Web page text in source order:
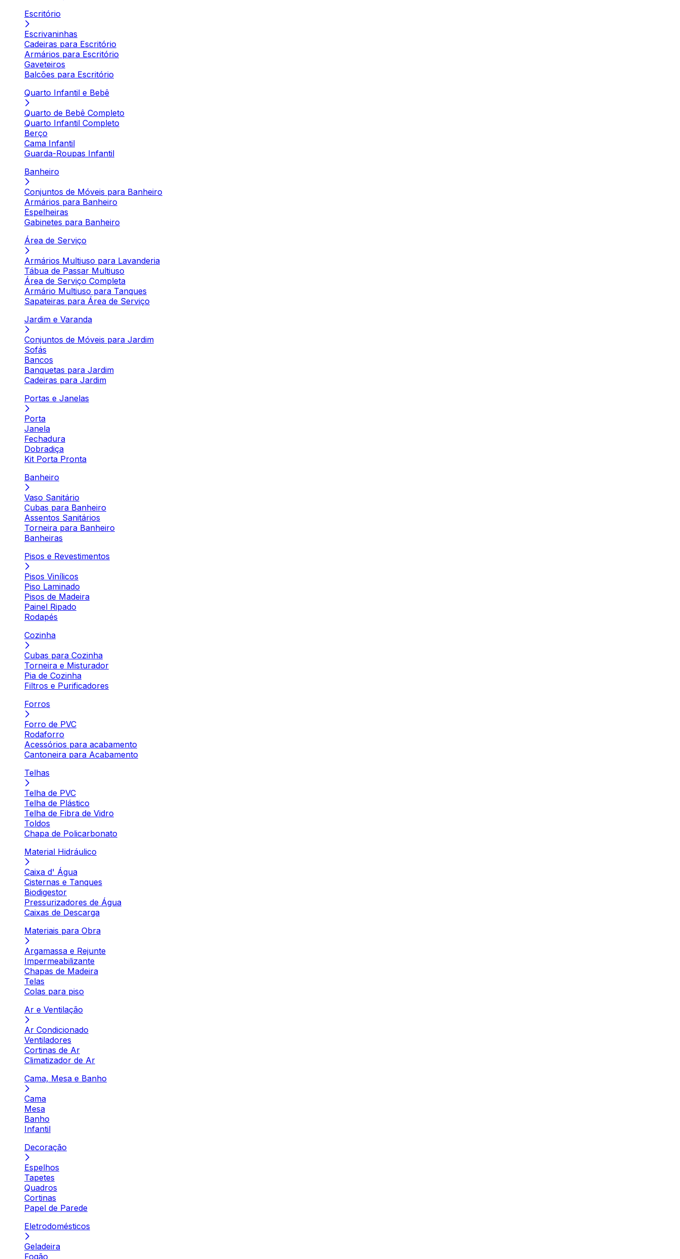
Escritório
Escrivaninhas
Cadeiras para Escritório
Armários para Escritório
Gaveteiros
Balcões para Escritório
Quarto Infantil e Bebê
Quarto de Bebê Completo
Quarto Infantil Completo
Berço
Cama Infantil
Guarda-Roupas Infantil
Banheiro
Conjuntos de Móveis para Banheiro
Armários para Banheiro
Espelheiras
Gabinetes para Banheiro
Área de Serviço
Armários Multiuso para Lavanderia
Tábua de Passar Multiuso
Área de Serviço Completa
Armário Multiuso para Tanques
Sapateiras para Área de Serviço
Jardim e Varanda
Conjuntos de Móveis para Jardim
Sofás
Bancos
Banquetas para Jardim
Cadeiras para Jardim
Portas e Janelas
Porta
Janela
Fechadura
Dobradiça
Kit Porta Pronta
Banheiro
Vaso Sanitário
Cubas para Banheiro
Assentos Sanitários
Torneira para Banheiro
Banheiras
Pisos e Revestimentos
Pisos Vinílicos
Piso Laminado
Pisos de Madeira
Painel Ripado
Rodapés
Cozinha
Cubas para Cozinha
Torneira e Misturador
Pia de Cozinha
Filtros e Purificadores
Forros
Forro de PVC
Rodaforro
Acessórios para acabamento
Cantoneira para Acabamento
Telhas
Telha de PVC
Telha de Plástico
Telha de Fibra de Vidro
Toldos
Chapa de Policarbonato
Material Hidráulico
Caixa d' Água
Cisternas e Tanques
Biodigestor
Pressurizadores de Água
Caixas de Descarga
Materiais para Obra
Argamassa e Rejunte
Impermeabilizante
Chapas de Madeira
Telas
Colas para piso
Ar e Ventilação
Ar Condicionado
Ventiladores
Cortinas de Ar
Climatizador de Ar
Cama, Mesa e Banho
Cama
Mesa
Banho
Infantil
Decoração
Espelhos
Tapetes
Quadros
Cortinas
Papel de Parede
Eletrodomésticos
Geladeira
Fogão